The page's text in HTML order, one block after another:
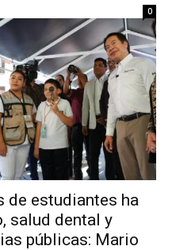
0
de estudiantes ha
salud dental y
públicas: Mario